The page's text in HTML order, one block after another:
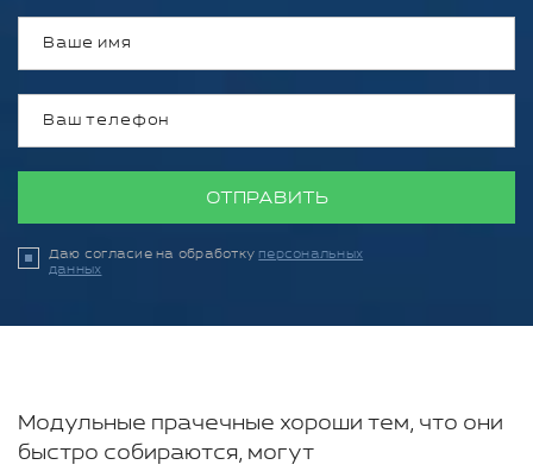
ОТПРАВИТЬ
Даю согласие на обработку персональных
данных
Модульные прачечные хороши тем, что они
быстро собираются, могут